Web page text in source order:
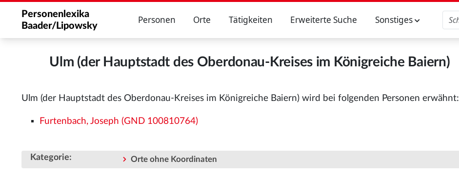
Personenlexika
Baader/Lipowsky
Personen Orte Tätigkeiten Erweiterte Suche Sonstiges
Ulm (der Hauptstadt des Oberdonau-Kreises im Königreiche Baiern)
Ulm (der Hauptstadt des Oberdonau-Kreises im Königreiche Baiern) wird bei folgenden Personen erwähnt:
Furtenbach, Joseph (GND 100810764)
Kategorie: Orte ohne Koordinaten